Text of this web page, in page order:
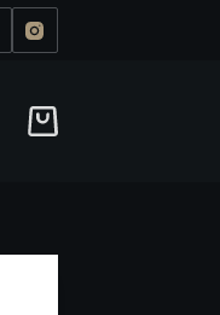
Shopping